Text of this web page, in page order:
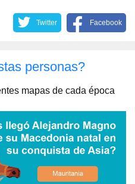
Twitter Facebook
personas?
mapas de cada época